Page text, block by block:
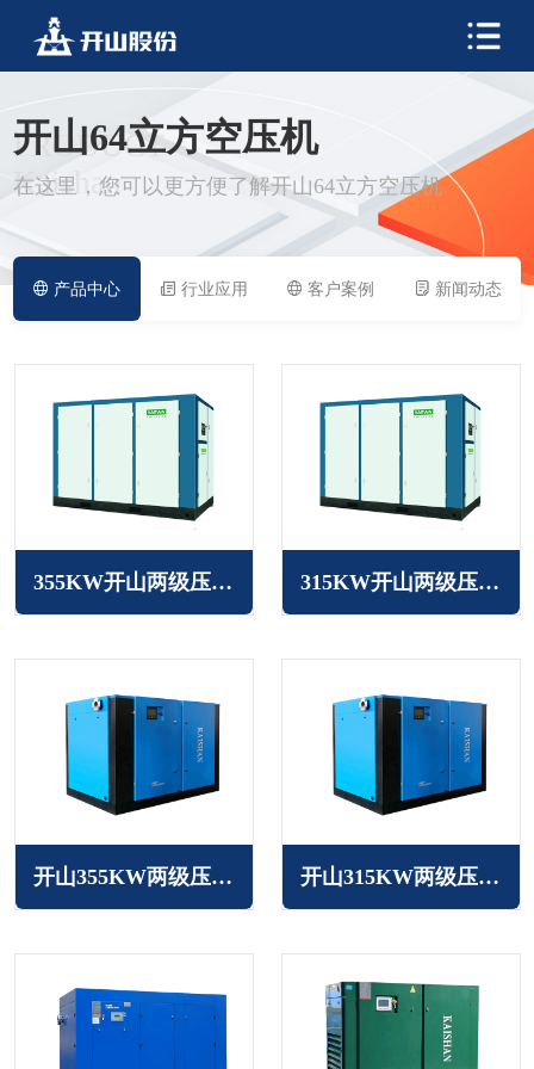
PRODUCT
Kaishan
开山64立方空压机
在这里，您可以更方便了解开山64立方空压机
产品中心 行业应用 客户案例 新闻动态
355KW开山两级压缩空压机 315KW开山两级压缩空压机
开山355KW两级压缩变频空压机KLT系列 开山315KW两级压缩变频空压机KLT系列